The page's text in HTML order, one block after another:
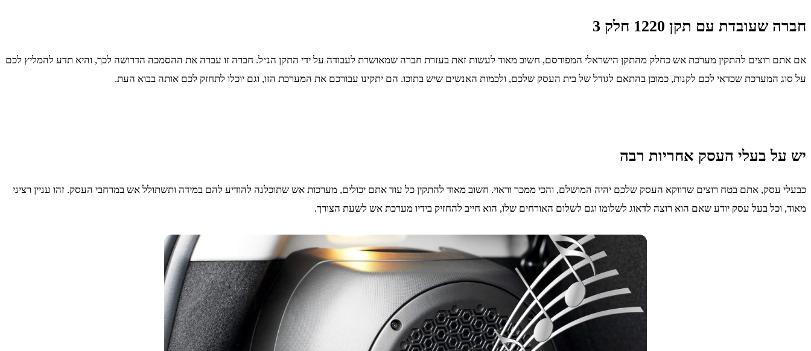
חברה שעובדת עם תקן 1220 חלק 3
אם אתם רוצים להתקין מערכת אש כחלק מהתקן הישראלי המפורסם, חשוב מאוד לעשות זאת בעזרת חברה שמאושרת לעבודה על ידי התקן הנ״ל. חברה זו עברה את ההסמכה הדרושה לכך, והיא תדע להמליץ לכם
על סוג המערכת שכדאי לכם לקנות, כמובן בהתאם לגודל של בית העסק שלכם, ולכמות האנשים שיש בתוכו. הם יתקינו עבורכם את המערכת הזו, וגם יוכלו לתחזק לכם אותה בבוא העת.
יש על בעלי העסק אחריות רבה
כבעלי עסק, אתם בטח רוצים שדווקא העסק שלכם יהיה המושלם, והכי ממכר וראוי. חשוב מאוד להתקין כל עוד אתם יכולים, מערכות אש שתוכלנה להודיע להם במידה ותשתולל אש במרחבי העסק. זהו עניין רציני
מאוד, וכל בעל עסק יודע שאם הוא רוצה לדאוג לשלומו וגם לשלום האורחים שלו, הוא חייב להחזיק בידיו מערכת אש לשעת הצורך.